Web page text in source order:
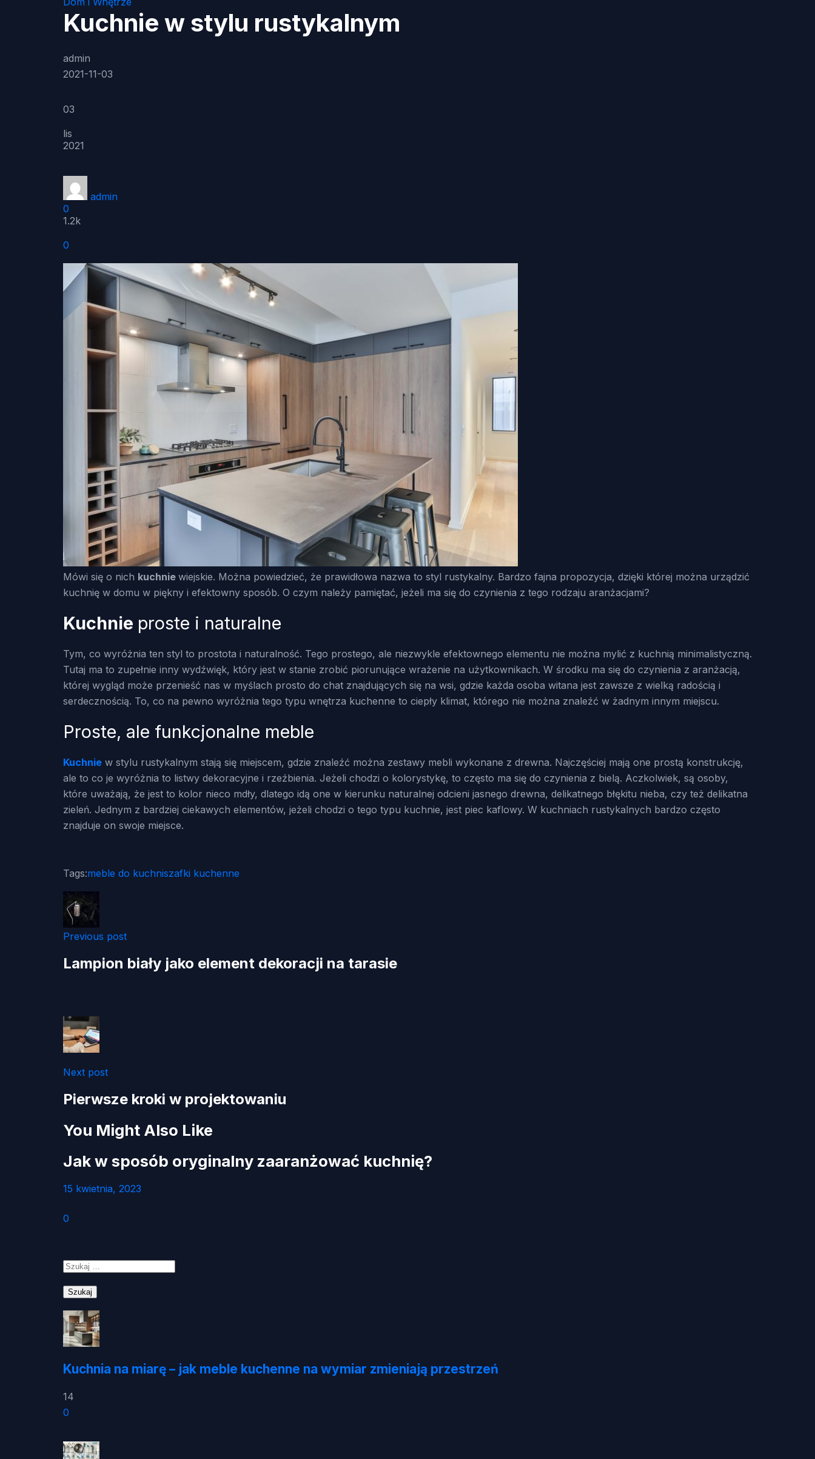
Kuchnie w stylu rustykalnym
admin
2021-11-03
03
lis
2021
admin
0
1.2k
0
Mówi się o nich kuchnie wiejskie. Można powiedzieć, że prawidłowa nazwa to styl rustykalny. Bardzo fajna propozycja, dzięki której można urządzić
kuchnię w domu w piękny i efektowny sposób. O czym należy pamiętać, jeżeli ma się do czynienia z tego rodzaju aranżacjami?
Kuchnie proste i naturalne
Tym, co wyróżnia ten styl to prostota i naturalność. Tego prostego, ale niezwykle efektownego elementu nie można mylić z kuchnią minimalistyczną.
Tutaj ma to zupełnie inny wydźwięk, który jest w stanie zrobić piorunujące wrażenie na użytkownikach. W środku ma się do czynienia z aranżacją,
której wygląd może przenieść nas w myślach prosto do chat znajdujących się na wsi, gdzie każda osoba witana jest zawsze z wielką radością i
serdecznością. To, co na pewno wyróżnia tego typu wnętrza kuchenne to ciepły klimat, którego nie można znaleźć w żadnym innym miejscu.
Proste, ale funkcjonalne meble
Kuchnie w stylu rustykalnym stają się miejscem, gdzie znaleźć można zestawy mebli wykonane z drewna. Najczęściej mają one prostą konstrukcję,
ale to co je wyróżnia to listwy dekoracyjne i rzeźbienia. Jeżeli chodzi o kolorystykę, to często ma się do czynienia z bielą. Aczkolwiek, są osoby,
które uważają, że jest to kolor nieco mdły, dlatego idą one w kierunku naturalnej odcieni jasnego drewna, delikatnego błękitu nieba, czy też delikatna
zieleń. Jednym z bardziej ciekawych elementów, jeżeli chodzi o tego typu kuchnie, jest piec kaflowy. W kuchniach rustykalnych bardzo często
znajduje on swoje miejsce.
Tags:meble do kuchniszafki kuchenne
Previous post
Lampion biały jako element dekoracji na tarasie
Next post
Pierwsze kroki w projektowaniu
You Might Also Like
Jak w sposób oryginalny zaaranżować kuchnię?
15 kwietnia, 2023
0
Kuchnia na miarę – jak meble kuchenne na wymiar zmieniają przestrzeń
14
0